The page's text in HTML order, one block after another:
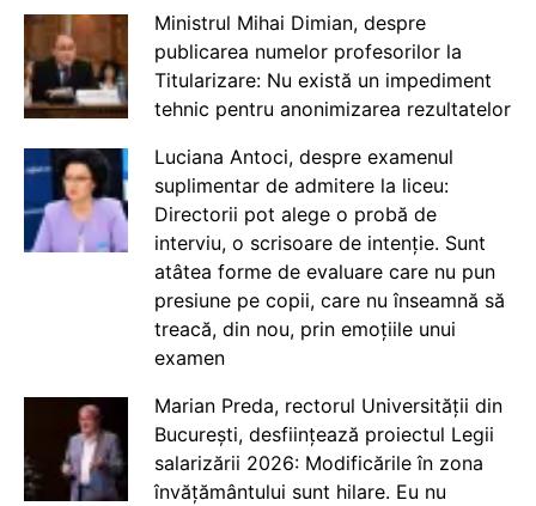
Ministrul Mihai Dimian, despre
publicarea numelor profesorilor la
Titularizare: Nu există un impediment
tehnic pentru anonimizarea rezultatelor
Luciana Antoci, despre examenul
suplimentar de admitere la liceu:
Directorii pot alege o probă de
interviu, o scrisoare de intenție. Sunt
atâtea forme de evaluare care nu pun
presiune pe copii, care nu înseamnă să
treacă, din nou, prin emoțiile unui
examen
Marian Preda, rectorul Universității din
București, desființează proiectul Legii
salarizării 2026: Modificările în zona
învățământului sunt hilare. Eu nu